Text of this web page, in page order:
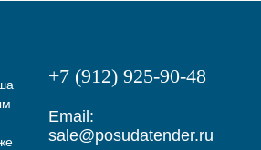
+7 (912) 925-90-48
Email:
sale@posudatender.ru